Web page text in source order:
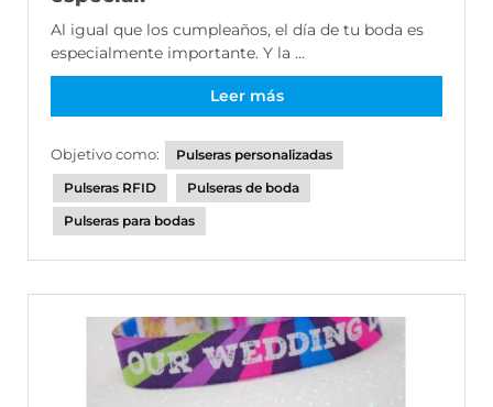
Al igual que los cumpleaños, el día de tu boda es
especialmente importante. Y la ...
Leer más
Objetivo como:
Pulseras personalizadas
Pulseras RFID
Pulseras de boda
Pulseras para bodas